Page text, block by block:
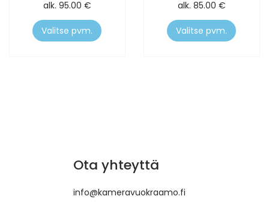
alk. 95.00 €
Valitse pvm.
alk. 85.00 €
Valitse pvm.
Ota yhteyttä
info@kameravuokraamo.fi